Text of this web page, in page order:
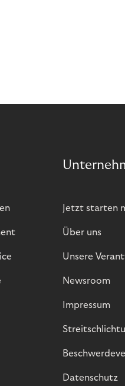
Jetzt starten
Über uns
Unsere
Newsroom
Impressum
Datenschutz